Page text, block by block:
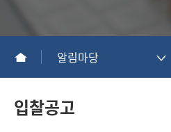
알림마당
입찰공고